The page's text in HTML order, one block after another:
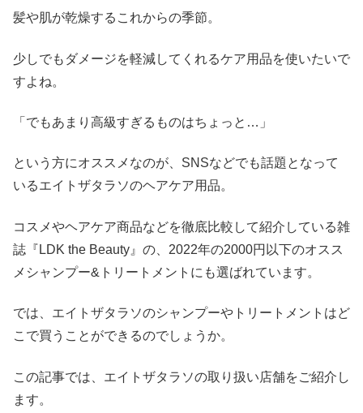
髪や肌が乾燥するこれからの季節。
少しでもダメージを軽減してくれるケア用品を使いたいで
すよね。
「でもあまり高級すぎるものはちょっと…」
という方にオススメなのが、SNSなどでも話題となって
いるエイトザタラソのヘアケア用品。
コスメやヘアケア商品などを徹底比較して紹介している雑
誌『LDK the Beauty』の、2022年の2000円以下のオスス
メシャンプー&トリートメントにも選ばれています。
では、エイトザタラソのシャンプーやトリートメントはど
こで買うことができるのでしょうか。
この記事では、エイトザタラソの取り扱い店舗をご紹介し
ます。